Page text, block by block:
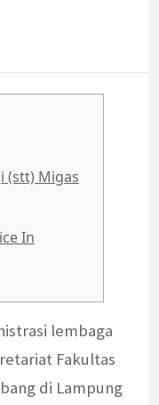
(stt) Migas
In
lembaga
Fakultas
di Lampung